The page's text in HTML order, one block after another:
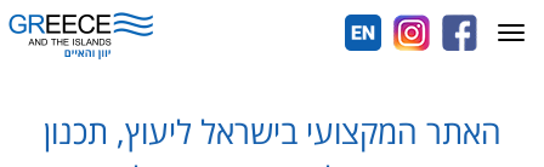
האתר המקצועי בישראל ליעוץ, תכנון
Toggle
navigation